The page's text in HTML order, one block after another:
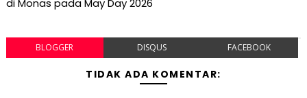
di Monas pada May Day 2026
BLOGGER DISQUS FACEBOOK
TIDAK ADA KOMENTAR: